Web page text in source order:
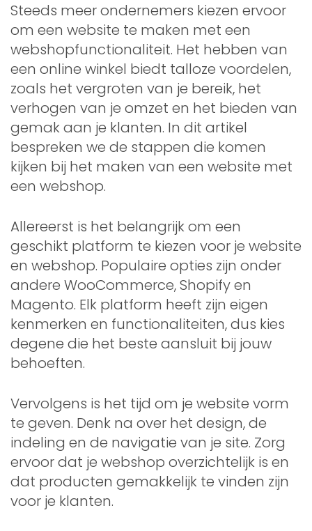
Steeds meer ondernemers kiezen ervoor
om een website te maken met een
webshopfunctionaliteit. Het hebben van
een online winkel biedt talloze voordelen,
zoals het vergroten van je bereik, het
verhogen van je omzet en het bieden van
gemak aan je klanten. In dit artikel
bespreken we de stappen die komen
kijken bij het maken van een website met
een webshop.
Allereerst is het belangrijk om een
geschikt platform te kiezen voor je website
en webshop. Populaire opties zijn onder
andere WooCommerce, Shopify en
Magento. Elk platform heeft zijn eigen
kenmerken en functionaliteiten, dus kies
degene die het beste aansluit bij jouw
behoeften.
Vervolgens is het tijd om je website vorm
te geven. Denk na over het design, de
indeling en de navigatie van je site. Zorg
ervoor dat je webshop overzichtelijk is en
dat producten gemakkelijk te vinden zijn
voor je klanten.